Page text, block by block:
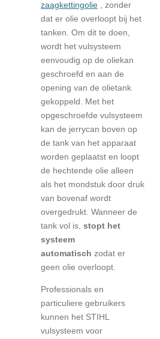
zaagkettingolie
, zonder
dat er olie overloopt bij het
tanken. Om dit te doen,
wordt het vulsysteem
eenvoudig op de oliekan
geschroefd en aan de
opening van de olietank
gekoppeld.
Met het
opgeschroefde vulsysteem
kan de jerrycan boven op
de tank van het apparaat
worden geplaatst en loopt
de hechtende olie alleen
als het mondstuk door druk
van bovenaf wordt
overgedrukt. Wanneer de
tank vol is, stopt het
systeem
automatisch zodat er
geen olie overloopt.
Professionals en
particuliere gebruikers
kunnen het STIHL
vulsysteem voor